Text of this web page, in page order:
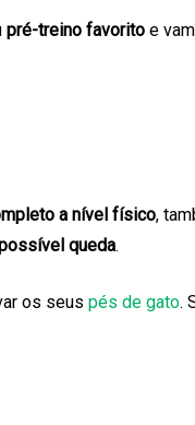
pré-treino favoritoe
a nível físico,
queda.
os seus pés de gato.